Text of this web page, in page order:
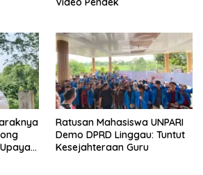
Ratusan Mahasiswa UNPARI
Demo DPRD Linggau: Tuntut
Kesejahteraan Guru